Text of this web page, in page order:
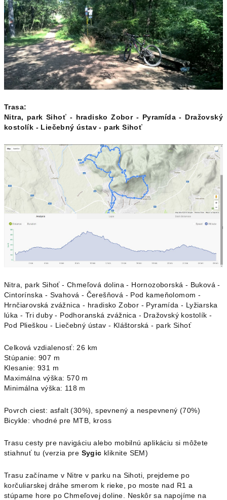
Trasa:
Nitra, park Sihoť - hradisko Zobor - Pyramída - Dražovský
kostolík - Liečebný ústav - park Sihoť
Nitra, park Sihoť - Chmeľová dolina - Hornozoborská - Buková -
Cintorínska - Svahová - Čerešňová - Pod kameňolomom -
Hrnčiarovská zvážnica - hradisko Zobor - Pyramída - Lyžiarska
lúka - Tri duby - Podhoranská zvážnica - Dražovský kostolík -
Pod Plieškou - Liečebný ústav - Kláštorská - park Sihoť
Celková vzdialenosť: 26 km
Stúpanie: 907 m
Klesanie: 931 m
Maximálna výška: 570 m
Minimálna výška: 118 m
Povrch ciest: asfalt (30%), spevnený a nespevnený (70%)
Bicykle: vhodné pre MTB, kross
Trasu cesty pre navigáciu alebo mobilnú aplikáciu si môžete
stiahnuť tu (verzia pre Sygic kliknite SEM)
Trasu začíname v Nitre v parku na Sihoti, prejdeme po
korčuliarskej dráhe smerom k rieke, po moste nad R1 a
stúpame hore po Chmeľovej doline. Neskôr sa napojíme na